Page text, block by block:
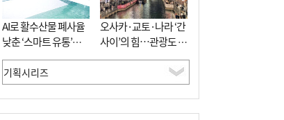
AI로 활수산물 폐사율
낮춘 ‘스마트 유통’…
사막·산악지대 수출
도전
오사카·교토·나라 ‘간
사이’의 힘…관광도 뭉
쳐야 흥한다